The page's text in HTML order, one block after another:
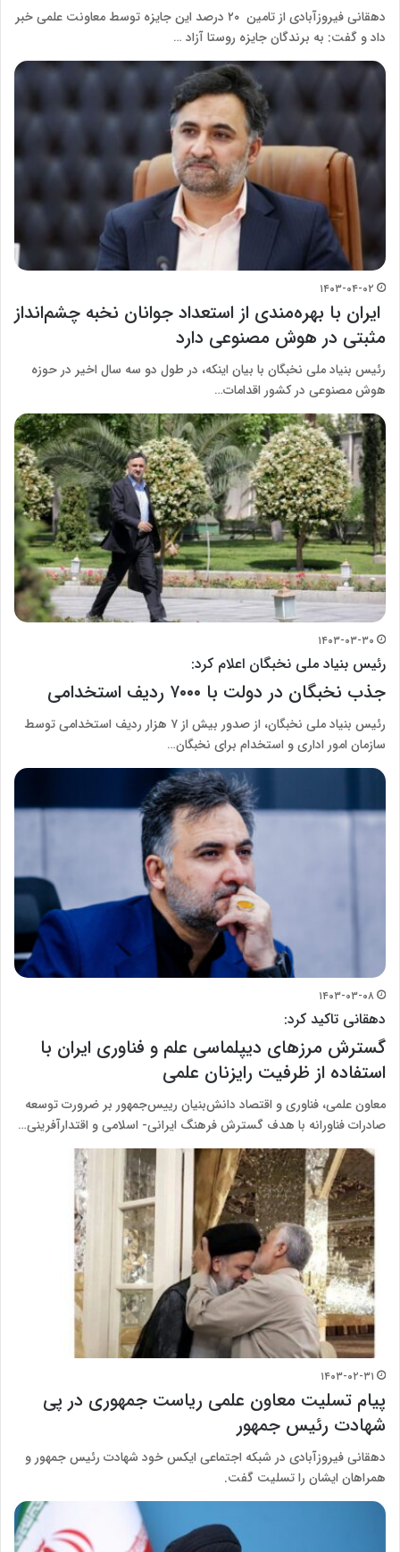
دهقانی فیروزآبادی از تامین ۲۰ درصد این جایزه توسط معاونت علمی خبر
داد و گفت: به برندگان جایزه روستا آزاد …
۱۴۰۳-۰۴-۰۲
ایران با بهره‌مندی از استعداد جوانان نخبه‌ چشم‌انداز
مثبتی در هوش مصنوعی دارد
رئیس بنیاد ملی نخبگان با بیان اینکه، در طول دو سه سال اخیر در حوزه
هوش مصنوعی در کشور اقدامات…
۱۴۰۳-۰۳-۳۰
رئیس بنیاد ملی نخبگان اعلام کرد:
جذب نخبگان در دولت با ۷۰۰۰ ردیف استخدامی
رئیس بنیاد ملی نخبگان، از صدور بیش از ۷ هزار ردیف استخدامی توسط
سازمان امور اداری و استخدام برای نخبگان…
۱۴۰۳-۰۳-۰۸
دهقانی تاکید کرد:
گسترش مرزهای دیپلماسی علم و فناوری ایران با
استفاده از ظرفیت رایزنان علمی
معاون علمی، فناوری و اقتصاد دانش‌بنیان رییس‌جمهور بر ضرورت توسعه
صادرات فناورانه با هدف گسترش فرهنگ ایرانی- اسلامی و اقتدارآفرینی…
۱۴۰۳-۰۲-۳۱
پیام تسلیت معاون علمی ریاست جمهوری در پی
شهادت رئیس جمهور
دهقانی فیروزآبادی در شبکه اجتماعی ایکس خود شهادت رئیس جمهور و
همراهان ایشان را تسلیت گفت.